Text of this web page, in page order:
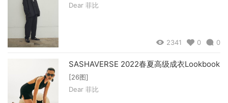
Dear 菲比
2341 0 0
SASHAVERSE 2022春夏高级成衣Lookbook
[26图]
Dear 菲比